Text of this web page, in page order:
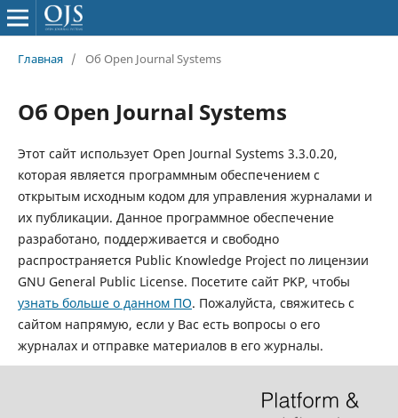
Главная / Об Open Journal Systems
Об Open Journal Systems
Этот сайт использует Open Journal Systems 3.3.0.20,
которая является программным обеспечением с
открытым исходным кодом для управления журналами и
их публикации. Данное программное обеспечение
разработано, поддерживается и свободно
распространяется Public Knowledge Project по лицензии
GNU General Public License. Посетите сайт PKP, чтобы
узнать больше о данном ПО. Пожалуйста, свяжитесь с
сайтом напрямую, если у Вас есть вопросы о его
журналах и отправке материалов в его журналы.